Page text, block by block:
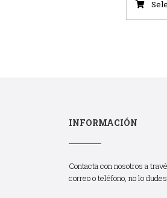
INFORMACIÓN
Contacta con nosotros a
correo o teléfono, no lo